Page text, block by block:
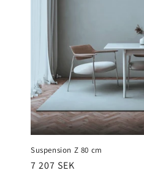
Suspension Z 80 cm
Prix
7 207 SEK